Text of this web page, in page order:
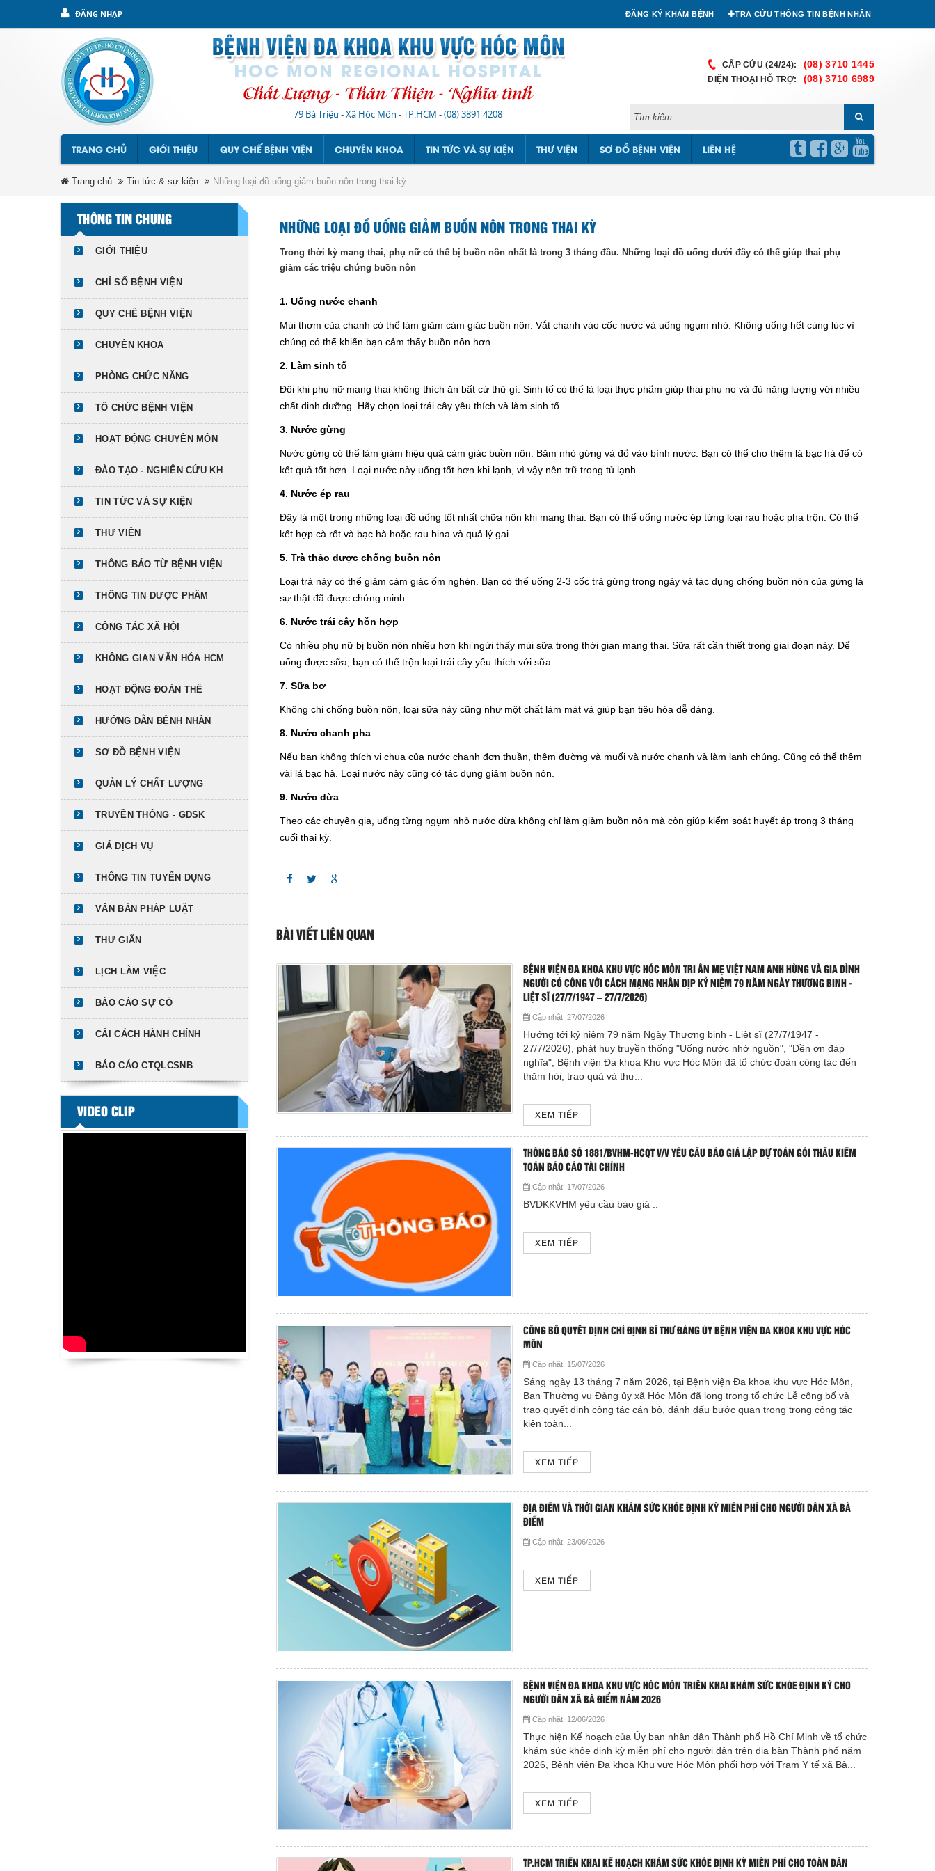
ĐĂNG NHẬP ĐĂNG KÝ KHÁM BỆNH TRA CỨU THÔNG TIN BỆNH NHÂN
79 Bà Triệu - Xã Hóc Môn - TP.HCM -(08) 3891 4208
CẤP CỨU (24/24): (08) 3710 1445
ĐIỆN THOẠI HỖ TRỢ: (08) 3710 6989
TRANG CHỦ GIỚI THIỆU QUY CHẾ BỆNH VIỆN CHUYÊN KHOA TIN TỨC VÀ SỰ KIỆN THƯ VIỆN SƠ ĐỒ BỆNH VIỆN LIÊN HỆ
Trang chủ Tin tức & sự kiện Những loại đồ uống giảm buồn nôn trong thai kỳ
THÔNG TIN CHUNG
GIỚI THIỆU
CHỈ SỐ BỆNH VIỆN
QUY CHẾ BỆNH VIỆN
CHUYÊN KHOA
PHÒNG CHỨC NĂNG
TỔ CHỨC BỆNH VIỆN
HOẠT ĐỘNG CHUYÊN MÔN
ĐÀO TẠO - NGHIÊN CỨU KH
TIN TỨC VÀ SỰ KIỆN
THƯ VIỆN
THÔNG BÁO TỪ BỆNH VIỆN
THÔNG TIN DƯỢC PHẨM
CÔNG TÁC XÃ HỘI
KHÔNG GIAN VĂN HÓA HCM
HOẠT ĐỘNG ĐOÀN THỂ
HƯỚNG DẪN BỆNH NHÂN
SƠ ĐỒ BỆNH VIỆN
QUẢN LÝ CHẤT LƯỢNG
TRUYỀN THÔNG - GDSK
GIÁ DỊCH VỤ
THÔNG TIN TUYỂN DỤNG
VĂN BẢN PHÁP LUẬT
THƯ GIÃN
LỊCH LÀM VIỆC
BÁO CÁO SỰ CỐ
CẢI CÁCH HÀNH CHÍNH
BÁO CÁO CTQLCSNB
VIDEO CLIP
NHỮNG LOẠI ĐỒ UỐNG GIẢM BUỒN NÔN TRONG THAI KỲ
Trong thời kỳ mang thai, phụ nữ có thể bị buồn nôn nhất là trong 3 tháng đầu. Những loại đồ uống dưới đây có thể giúp thai phụ
giảm các triệu chứng buồn nôn
1. Uống nước chanh
Mùi thơm của chanh có thể làm giảm cảm giác buồn nôn. Vắt chanh vào cốc nước và uống ngụm nhỏ. Không uống hết cùng lúc vì
chúng có thể khiến bạn cảm thấy buồn nôn hơn.
2. Làm sinh tố
Đôi khi phụ nữ mang thai không thích ăn bất cứ thứ gì. Sinh tố có thể là loại thực phẩm giúp thai phụ no và đủ năng lượng với nhiều
chất dinh dưỡng. Hãy chọn loại trái cây yêu thích và làm sinh tố.
3. Nước gừng
Nước gừng có thể làm giảm hiệu quả cảm giác buồn nôn. Băm nhỏ gừng và đổ vào bình nước. Bạn có thể cho thêm lá bạc hà để có
kết quả tốt hơn. Loại nước này uống tốt hơn khi lạnh, vì vậy nên trữ trong tủ lạnh.
4. Nước ép rau
Đây là một trong những loại đồ uống tốt nhất chữa nôn khi mang thai. Bạn có thể uống nước ép từng loại rau hoặc pha trộn. Có thể
kết hợp cà rốt và bạc hà hoặc rau bina và quả lý gai.
5. Trà thảo dược chống buồn nôn
Loại trà này có thể giảm cảm giác ốm nghén. Bạn có thể uống 2-3 cốc trà gừng trong ngày và tác dụng chống buồn nôn của gừng là
sự thật đã được chứng minh.
6. Nước trái cây hỗn hợp
Có nhiều phụ nữ bị buồn nôn nhiều hơn khi ngửi thấy mùi sữa trong thời gian mang thai. Sữa rất cần thiết trong giai đoạn này. Để
uống được sữa, bạn có thể trộn loại trái cây yêu thích với sữa.
7. Sữa bơ
Không chỉ chống buồn nôn, loại sữa này cũng như một chất làm mát và giúp bạn tiêu hóa dễ dàng.
8. Nước chanh pha
Nếu bạn không thích vị chua của nước chanh đơn thuần, thêm đường và muối và nước chanh và làm lạnh chúng. Cũng có thể thêm
vài lá bạc hà. Loại nước này cũng có tác dụng giảm buồn nôn.
9. Nước dừa
Theo các chuyên gia, uống từng ngụm nhỏ nước dừa không chỉ làm giảm buồn nôn mà còn giúp kiểm soát huyết áp trong 3 tháng
cuối thai kỳ.
BÀI VIẾT LIÊN QUAN
BỆNH VIỆN ĐA KHOA KHU VỰC HÓC MÔN TRI ÂN MẸ VIỆT NAM ANH HÙNG VÀ GIA ĐÌNH
NGƯỜI CÓ CÔNG VỚI CÁCH MẠNG NHÂN DỊP KỶ NIỆM 79 NĂM NGÀY THƯƠNG BINH -
LIỆT SĨ (27/7/1947 – 27/7/2026)
Cập nhật: 27/07/2026
Hướng tới kỷ niệm 79 năm Ngày Thương binh - Liệt sĩ (27/7/1947 -
27/7/2026), phát huy truyền thống "Uống nước nhớ nguồn", "Đền ơn đáp
nghĩa", Bệnh viện Đa khoa Khu vực Hóc Môn đã tổ chức đoàn công tác đến
thăm hỏi, trao quà và thư...
XEM TIẾP
THÔNG BÁO SỐ 1881/BVHM-HCQT V/V YÊU CẦU BÁO GIÁ LẬP DỰ TOÁN GÓI THẦU KIỂM
TOÁN BÁO CÁO TÀI CHÍNH
Cập nhật: 17/07/2026
BVDKKVHM yêu cầu báo giá ..
XEM TIẾP
CÔNG BỐ QUYẾT ĐỊNH CHỈ ĐỊNH BÍ THƯ ĐẢNG ỦY BỆNH VIỆN ĐA KHOA KHU VỰC HÓC
MÔN
Cập nhật: 15/07/2026
Sáng ngày 13 tháng 7 năm 2026, tại Bệnh viện Đa khoa khu vực Hóc Môn,
Ban Thường vụ Đảng ủy xã Hóc Môn đã long trọng tổ chức Lễ công bố và
trao quyết định công tác cán bộ, đánh dấu bước quan trọng trong công tác
kiện toàn...
XEM TIẾP
ĐỊA ĐIỂM VÀ THỜI GIAN KHÁM SỨC KHỎE ĐỊNH KỲ MIỄN PHÍ CHO NGƯỜI DÂN XÃ BÀ
ĐIỂM
Cập nhật: 23/06/2026
XEM TIẾP
BỆNH VIỆN ĐA KHOA KHU VỰC HÓC MÔN TRIỂN KHAI KHÁM SỨC KHỎE ĐỊNH KỲ CHO
NGƯỜI DÂN XÃ BÀ ĐIỂM NĂM 2026
Cập nhật: 12/06/2026
Thực hiện Kế hoạch của Ủy ban nhân dân Thành phố Hồ Chí Minh về tổ chức
khám sức khỏe định kỳ miễn phí cho người dân trên địa bàn Thành phố năm
2026, Bệnh viện Đa khoa Khu vực Hóc Môn phối hợp với Trạm Y tế xã Bà...
XEM TIẾP
TP.HCM TRIỂN KHAI KẾ HOẠCH KHÁM SỨC KHỎE ĐỊNH KỲ MIỄN PHÍ CHO TOÀN DÂN